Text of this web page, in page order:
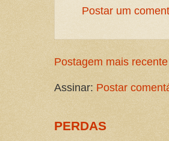
Postar um
Postagem mais recente
Assinar: Postar
PERDAS